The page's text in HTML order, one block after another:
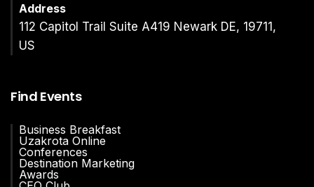
Address
112 Capitol Trail Suite A419 Newark DE, 19711,
US
Find Events
Business Breakfast
Uzakrota Online
Conferences
Destination Marketing
Awards